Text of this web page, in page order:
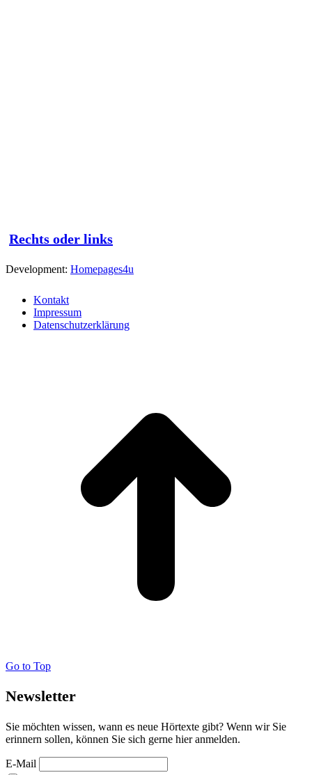
Rechts oder links
Development: Homepages4u
Kontakt
Impressum
Datenschutzerklärung
Go to Top
Newsletter
Sie möchten wissen, wann es neue Hörtexte gibt? Wenn wir Sie
erinnern sollen, können Sie sich gerne hier anmelden.
E-Mail